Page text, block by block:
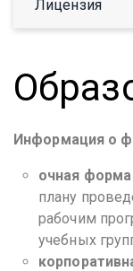
Лицензия
Информация о
очная
плану
рабочим
учебных